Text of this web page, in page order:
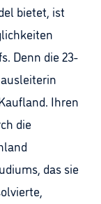
bietet, ist
Denn die 23-
Ihren
die
das sie